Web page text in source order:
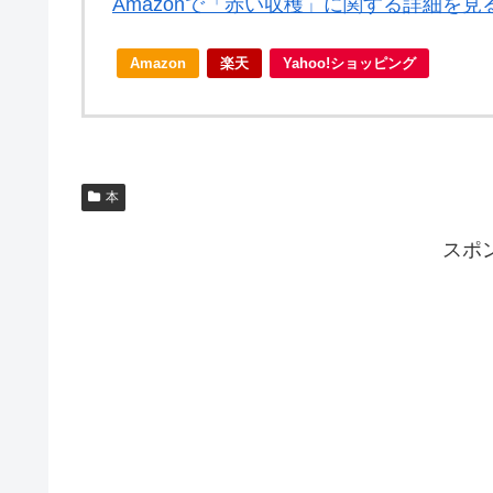
Amazon 楽天 Yahoo!ショッピング
本
スポ